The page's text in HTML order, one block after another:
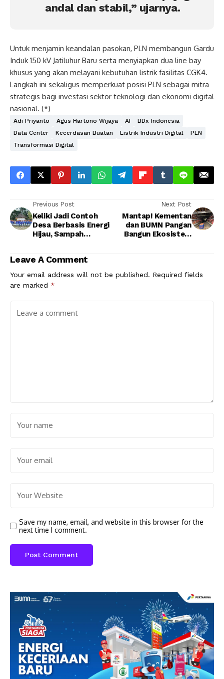
andal dan stabil,” ujarnya.
Untuk menjamin keandalan pasokan, PLN membangun Gardu
Induk 150 kV Jatiluhur Baru serta menyiapkan dua line bay
khusus yang akan melayani kebutuhan listrik fasilitas CGK4.
Langkah ini sekaligus memperkuat posisi PLN sebagai mitra
strategis bagi investasi sektor teknologi dan ekonomi digital
nasional. (*)
Adi Priyanto Agus Hartono Wijaya AI
BDx Indonesia
Data Center
Kecerdasan Buatan Listrik Industri Digital
PLN
Transformasi Digital
Previous Post
Keliki Jadi Contoh
Desa Berbasis Energi
Hijau, Sampah
Next Post
Mantap! Kementan
dan BUMN Pangan
Bangun Ekosistem
Diuntungkan
Leave A Comment
Your email address will not be published. Required fields
are marked *
Save my name, email, and website in this browser for the
next time I comment.